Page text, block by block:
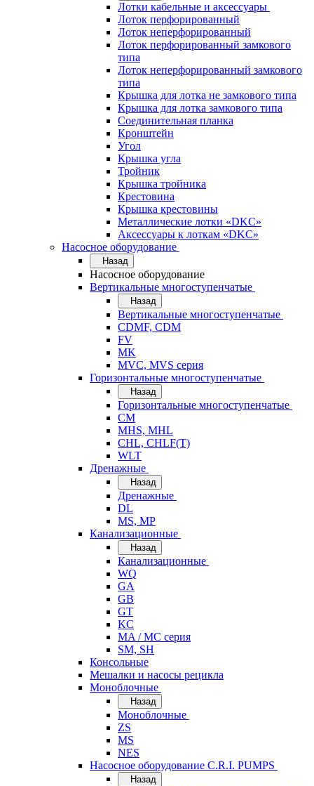
Лотки кабельные и аксессуары
Лоток перфорированный
Лоток неперфорированный
Лоток перфорированный замкового
типа
Лоток неперфорированный замкового
типа
Крышка для лотка не замкового типа
Крышка для лотка замкового типа
Соединительная планка
Кронштейн
Угол
Крышка угла
Тройник
Крышка тройника
Крестовина
Крышка крестовины
Металлические лотки «DKC»
Аксессуары к лоткам «DKC»
Насосное оборудование
Назад
Насосное оборудование
Вертикальные многоступенчатые
Назад
Вертикальные многоступенчатые
CDMF, CDM
FV
MK
MVC, MVS серия
Горизонтальные многоступенчатые
Назад
Горизонтальные многоступенчатые
CM
MHS, MHL
CHL, CHLF(T)
WLT
Дренажные
Назад
Дренажные
DL
MS, MP
Канализационные
Назад
Канализационные
WQ
GA
GB
GT
KC
MA / MC серия
SM, SH
Консольные
Мешалки и насосы рецикла
Моноблочные
Назад
Моноблочные
ZS
MS
NES
Насосное оборудование C.R.I. PUMPS
Назад